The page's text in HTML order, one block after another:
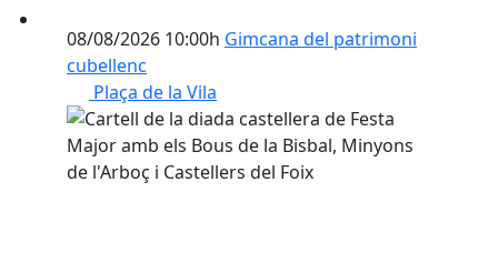
08/08/2026 10:00h Gimcana del patrimoni
cubellenc
Plaça de la Vila